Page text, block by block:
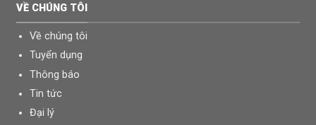
TỪ XANH-BẢNG KÍNH-BẢNG GHIM-BẢNG FOOC MICA-BẢNG ĐEN-
BẢNG HUỲNH QUANG-BÀN GHẾ HỌC SINH
CHÚNG TÔI ĐANG TÌM CÁC ĐƠN VỊ VỀ TINH Ở CÁC TỈNH
Chi nhánh: Thành phố thái bình; Tỉnh thái bình
Chi nhánh: Thành phố vĩnh yên ; Tỉnh vĩnh phúc
Chi nhánh: Thành phố hải phòng; Tỉnh hải phòng
Chi nhánh: Thành phố vinh; Tỉnh nghệ an
VỀ CHÚNG TÔI
Về chúng tôi
Tuyển dụng
Thông báo
Tin tức
Đại lý